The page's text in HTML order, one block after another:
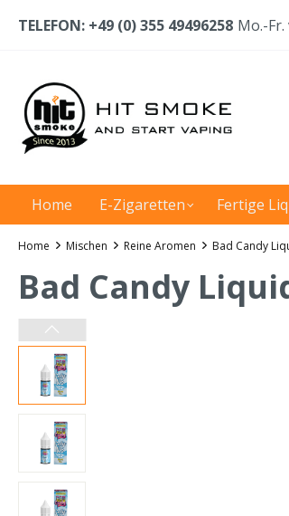
TELEFON: +49 (0) 355 49496258 Mo.-
Home E-Zigaretten Fertige
Home Mischen Reine Aromen Bad Candy
Bad Candy